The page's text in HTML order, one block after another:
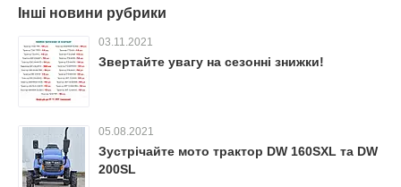
Інші новини рубрики
03.11.2021
Звертайте увагу на сезонні знижки!
05.08.2021
Зустрічайте мото трактор DW 160SXL та DW
200SL